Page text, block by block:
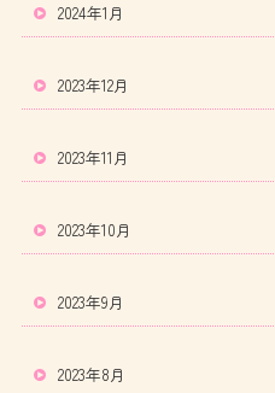
2024年1月
2023年12月
2023年11月
2023年10月
2023年9月
2023年8月